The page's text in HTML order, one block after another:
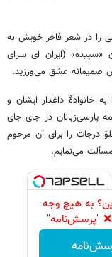
را در شعر فاخر خویش به
(ایران ای سرای
صمیمانه عشق می‌ورزید.
خانوادۀ داغدار ایشان و
پارسی‌زبانان در جای جای
درجات را برای آن مرحوم
می‌نمایم.
به هیچ وجه
"پرسش‌نامه"